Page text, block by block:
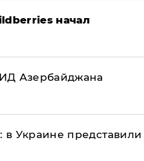
начал
Азербайджана
Украине представили